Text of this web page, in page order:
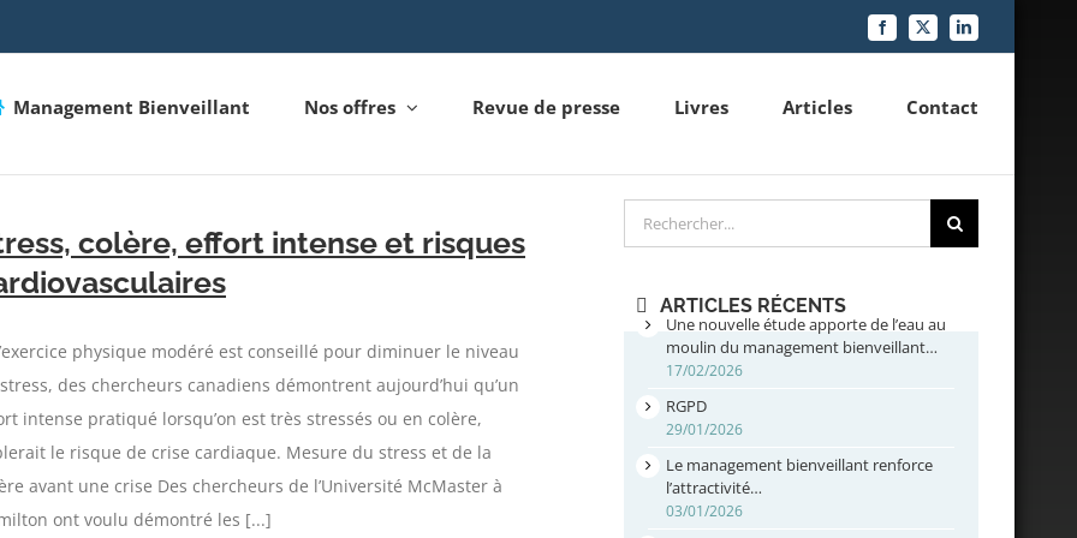
Facebook
X LinkedIn
Management Bienveillant Nos offres Revue de presse Livres Articles Contact
colère, effort intense et risques
physique modéré est conseillé pour diminuer le niveau
des chercheurs canadiens démontrent aujourd’hui qu’un
intense pratiqué lorsqu’on est très stressés ou en colère,
le risque de crise cardiaque. Mesure du stress et de la
avant une crise Des chercheurs de l’Université McMaster à
ont voulu démontré les [...]
Rechercher
ARTICLES RÉCENTS
Une nouvelle étude apporte de l’eau au
moulin du management bienveillant…
17/02/2026
RGPD
29/01/2026
Le management bienveillant renforce
l’attractivité…
03/01/2026